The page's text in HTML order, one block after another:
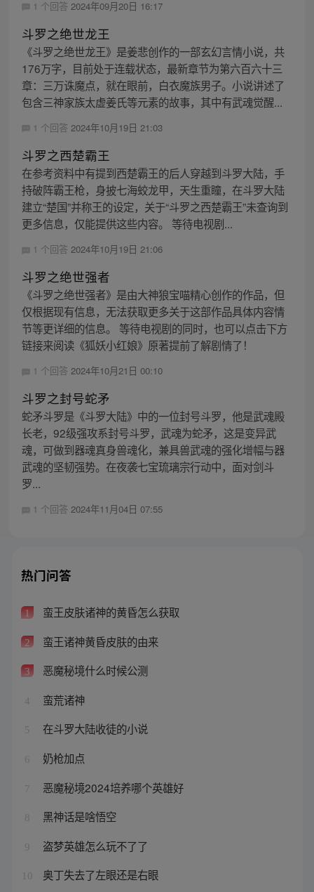
1 个回答 2024年09月20日 16:17
斗罗之绝世龙王
《斗罗之绝世龙王》是姜悲创作的一部玄幻言情小说，共
176万字，目前处于连载状态，最新章节为第六百六十三
章：三万诛魔点，就在眼前，白衣魔族男子。小说讲述了
包含三神家族太虚姜氏等元素的故事，其中有武魂觉醒...
1 个回答 2024年10月19日 21:03
斗罗之西楚霸王
在参考资料中有提到西楚霸王的后人穿越到斗罗大陆，手
持破阵霸王枪，身披七海蛟龙甲，天生重瞳，在斗罗大陆
建立“楚国”并称王的设定，关于“斗罗之西楚霸王”未查询到
更多信息，仅能提供这些内容。 等待电视剧...
1 个回答 2024年10月19日 21:06
斗罗之绝世强者
《斗罗之绝世强者》是由大神狼宝喵精心创作的作品，但
仅根据现有信息，无法获取更多关于这部作品具体内容情
节等更详细的信息。 等待电视剧的同时，也可以点击下方
链接来阅读《狐妖小红娘》原著提前了解剧情了！
1 个回答 2024年10月21日 00:10
斗罗之封号蛇矛
蛇矛斗罗是《斗罗大陆》中的一位封号斗罗，他是武魂殿
长老，92级强攻系封号斗罗，武魂为蛇矛，这是变异武
魂，可做到器魂真身兽魂化，兼具兽武魂的强化增幅与器
武魂的坚韧强势。在夜袭七宝琉璃宗行动中，面对剑斗
罗...
1 个回答 2024年11月04日 07:55
热门问答
1 蛮王皮肤诸神的黄昏怎么获取
2 蛮王诸神黄昏皮肤的由来
3 恶魔秘境什么时候公测
4 蛮荒诸神
5 在斗罗大陆收徒的小说
6 奶枪加点
7 恶魔秘境2024培养哪个英雄好
8 黑神话是啥悟空
9 盗梦英雄怎么玩不了了
10 奥丁失去了左眼还是右眼